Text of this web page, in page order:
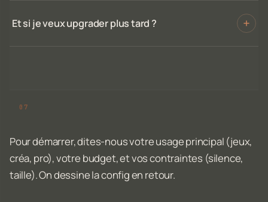
Et si je veux upgrader plus tard ?
Pour démarrer, dites-nous votre usage principal (jeux,
créa, pro), votre budget, et vos contraintes (silence,
taille). On dessine la config en retour.